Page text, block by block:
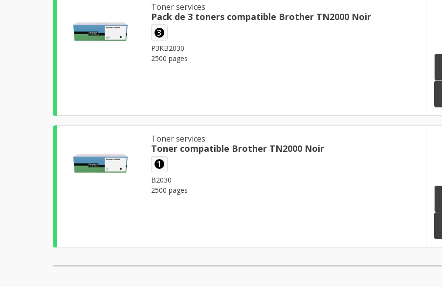
Toner services
Pack de 3 toners compatible Brother TN2000 Noir
3
P3KB2030
2500 pages
Toner services
Toner compatible Brother TN2000 Noir
1
B2030
2500 pages